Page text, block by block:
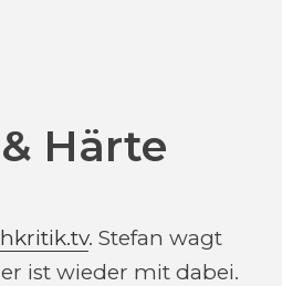
Härte
. Stefan wagt
ist wieder mit dabei.